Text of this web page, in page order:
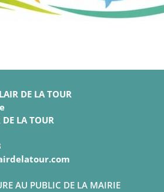
DE LA TOUR
LA TOUR
AU PUBLIC DE LA MAIRIE